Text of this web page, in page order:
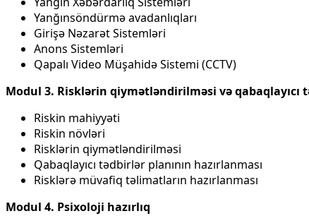
Yanğınsöndürmə avadanlıqları
Girişə Nəzarət Sistemləri
Anons Sistemləri
Qapalı Video Müşahidə Sistemi (CCTV)
Modul 3. Risklərin qiymətləndirilməsi və qabaqlayıcı
Riskin mahiyyəti
Riskin növləri
Risklərin qiymətləndirilməsi
Qabaqlayıcı tədbirlər planının hazırlanması
Risklərə müvafiq təlimatların hazırlanması
Modul 4. Psixoloji hazırlıq